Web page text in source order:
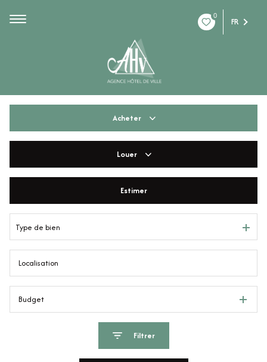
0
FR
Acheter
De l'immo pro
Louer
De l'immo pro
Estimer
Type de bien
Budget
Filtrer